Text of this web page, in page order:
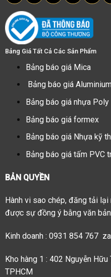
Bảng Giá Tất Cả Các Sản Phẩm
Bảng báo giá Mica
Bảng báo giá
Bảng báo giá nhựa Poly
Bảng báo giá formex
Bảng báo giá Nhựa kỹ
Bảng báo giá tấm PVC
BẢN QUYỀN
Hành vi sao chép, đăng tải
được sự đồng ý bằng văn
Kinh doanh : 0931 854 767
Kho hàng 1 : 402 Nguyễn Hữu
TPHCM